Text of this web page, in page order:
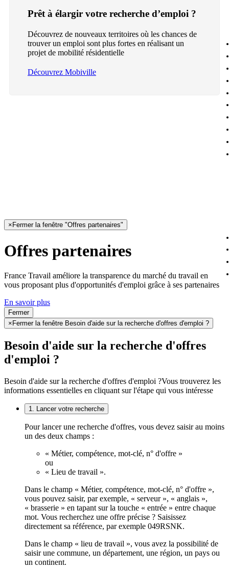
Prêt à élargir votre recherche d’emploi ?
Découvrez de nouveaux territoires où les chances de
trouver un emploi sont plus fortes en réalisant un
projet de mobilité résidentielle
Découvrez Mobiville
× Fermer la fenêtre "Offres partenaires"
Offres partenaires
France Travail améliore la transparence du marché du travail en
vous proposant plus d'opportunités d'emploi grâce à ses partenaires
En savoir plus
Fermer
× Fermer la fenêtre Besoin d'aide sur la recherche d'offres d'emploi ?
Besoin d'aide sur la recherche d'offres
d'emploi ?
Besoin d'aide sur la recherche d'offres d'emploi ?Vous trouverez les
informations essentielles en cliquant sur l'étape qui vous intéresse
1. Lancer votre recherche
Pour lancer une recherche d'offres, vous devez saisir au moins
un des deux champs :
« Métier, compétence, mot-clé, n° d'offre »
ou
« Lieu de travail ».
Dans le champ « Métier, compétence, mot-clé, n° d'offre »,
vous pouvez saisir, par exemple, « serveur », « anglais »,
« brasserie » en tapant sur la touche « entrée » entre chaque
mot. Vous recherchez une offre précise ? Saisissez
directement sa référence, par exemple 049RSNK.
Dans le champ « lieu de travail », vous avez la possibilité de
saisir une commune, un département, une région, un pays ou
un continent.